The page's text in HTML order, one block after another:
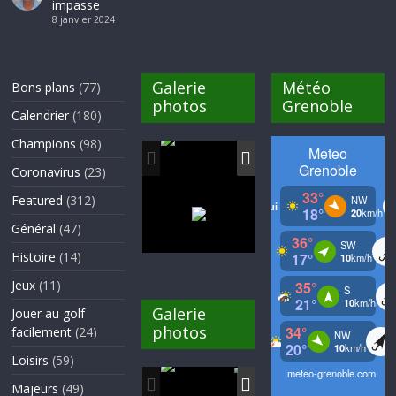
impasse
8 janvier 2024
Bons plans (77)
Calendrier (180)
Champions (98)
Coronavirus (23)
Featured (312)
Général (47)
Histoire (14)
Jeux (11)
Jouer au golf
facilement (24)
Loisirs (59)
Majeurs (49)
Galerie
photos
Galerie
photos
Météo
Grenoble